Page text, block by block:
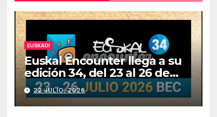
EUSKADI
Euskal Encounter llega a su
edición 34, del 23 al 26 de
julio
22 JULIO, 2026